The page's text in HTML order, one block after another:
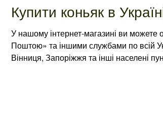
Купити коньяк в
У нашому інтернет-магазині ви можете
Поштою» та іншими службами по всій
Вінниця, Запоріжжя та інші населені